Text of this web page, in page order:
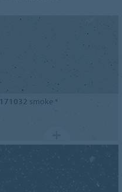
171032 smoke *